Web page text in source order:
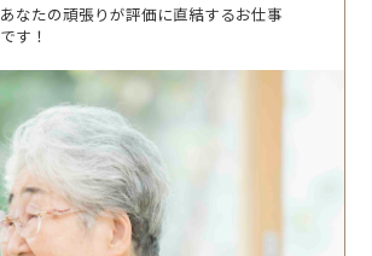
あなたの頑張りが評価に直結するお仕事
です！